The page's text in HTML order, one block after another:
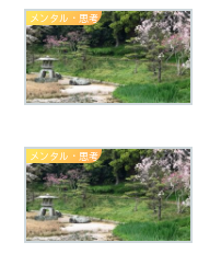
メンタル・思考
メンタル・思考